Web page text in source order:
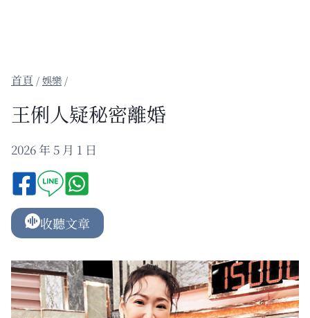
/娛樂 /
王俐人疑秘密離婚
2026 年 5 月 1 日
收聽文章